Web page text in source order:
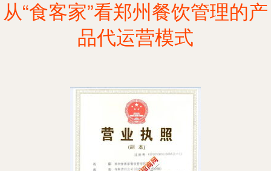
从“食客家”看郑州餐饮管理的产
品代运营模式